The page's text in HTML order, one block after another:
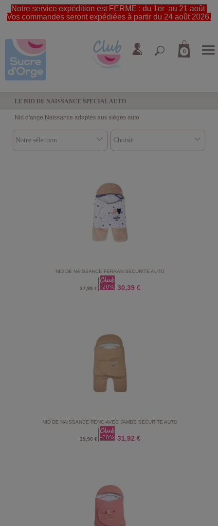
Notre service expédition est FERME : du 1er au 21 août
Vos commandes seront expédiées à partir du 24 août 2026.
0
LE NID DE NAISSANCE SPECIAL AUTO
Nid d'ange Naissance adaptés aux sièges auto
NID DE NAISSANCE FERRAN SECURITE AUTO
37,99 € 30,39 €
NID DE NAISSANCE RENO AVEC JAMBE SECURITE AUTO
39,90 € 31,92 €